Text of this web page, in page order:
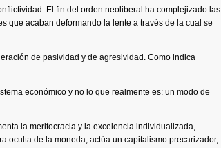
El fin del orden neoliberal ha complejizado las
que acaban deformando la lente a través de la cual se
de pasividad y de agresividad. Como indica
económico y no lo que realmente es: un modo de
la meritocracia y la excelencia individualizada,
oculta de la moneda, actúa un capitalismo precarizador,